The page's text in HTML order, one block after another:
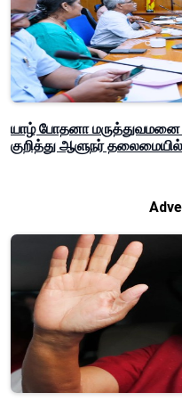
யாழ் போதனா மருத்துவமனை
குறித்து ஆளுநர்